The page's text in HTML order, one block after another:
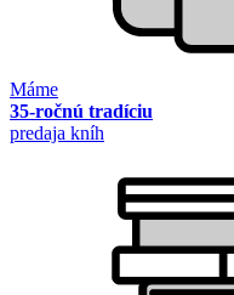
Máme
35-ročnú tradíciu
predaja kníh